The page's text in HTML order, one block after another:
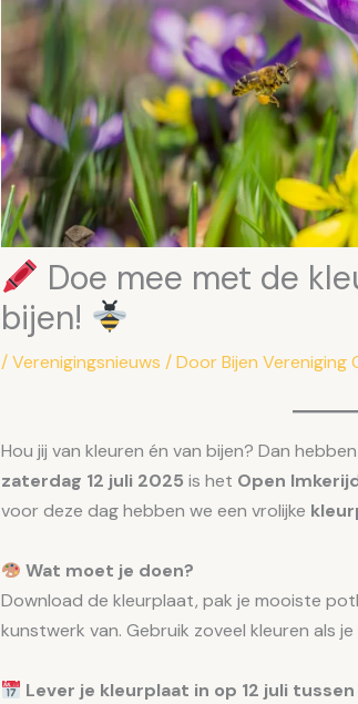
Doe mee met de
bijen!
/Verenigingsnieuws / DoorBijen Vereniging
Hou jij van kleuren én van bijen? Dan
zaterdag 12 juli 2025 is het Open
voor deze dag hebben we een vrolijke
Wat moet je doen?
Download de kleurplaat, pak je mooiste
kunstwerk van. Gebruik zoveel kleuren als
Lever je kleurplaat in op 12 juli